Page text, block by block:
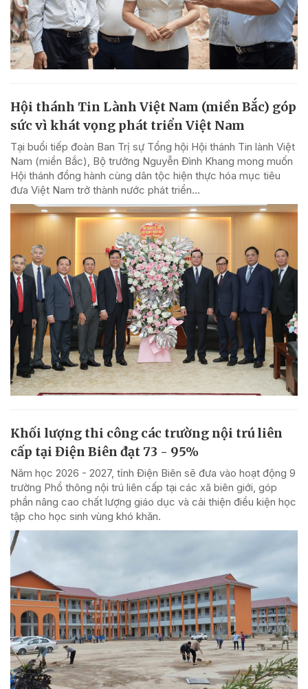
Hội thánh Tin Lành Việt Nam (miền Bắc) góp
sức vì khát vọng phát triển Việt Nam
Tại buổi tiếp đoàn Ban Trị sự Tổng hội Hội thánh Tin lành Việt
Nam (miền Bắc), Bộ trưởng Nguyễn Đình Khang mong muốn
Hội thánh đồng hành cùng dân tộc hiện thực hóa mục tiêu
đưa Việt Nam trở thành nước phát triển...
Khối lượng thi công các trường nội trú liên
cấp tại Điện Biên đạt 73 - 95%
Năm học 2026 - 2027, tỉnh Điện Biên sẽ đưa vào hoạt động 9
trường Phổ thông nội trú liên cấp tại các xã biên giới, góp
phần nâng cao chất lượng giáo dục và cải thiện điều kiện học
tập cho học sinh vùng khó khăn.